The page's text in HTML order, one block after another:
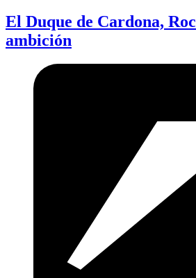
El Duque de Cardona,
ambición